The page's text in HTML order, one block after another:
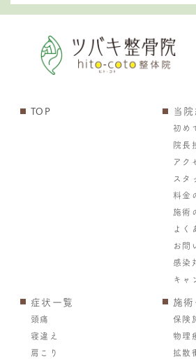
TOP 当
初め
院長
アク
スタ
料金
施術
よく
お問
感染
キャ
症状一覧
頭痛
寝違え
肩こり
施
保険
物理
拡散